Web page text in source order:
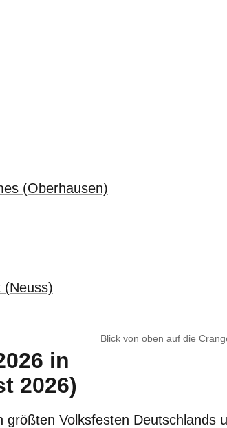
(Oberhausen)
(Neuss)
Blick von oben auf die
in
2026)
größten Volksfesten Deutschlands